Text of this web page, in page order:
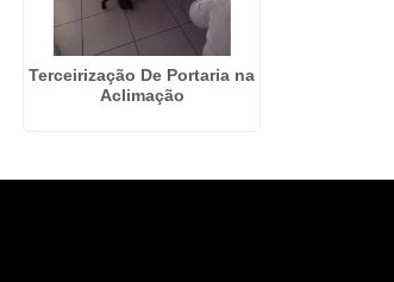
Terceirização De Portaria na
Aclimação